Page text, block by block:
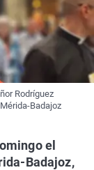
Rodríguez
Badajoz
el
Badajoz,